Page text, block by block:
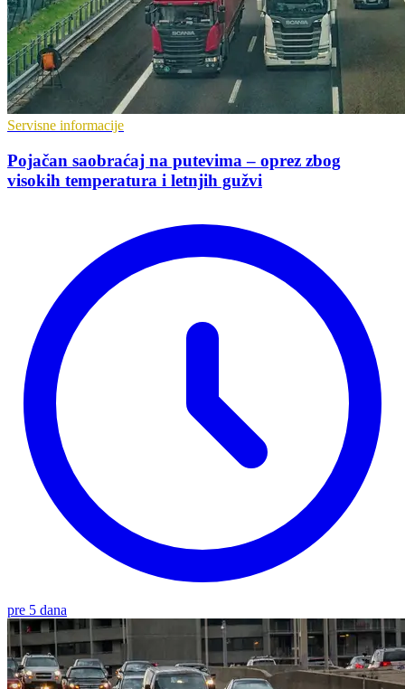
Servisne informacije
Pojačan saobraćaj na putevima – oprez zbog
visokih temperatura i letnjih gužvi
pre 5 dana